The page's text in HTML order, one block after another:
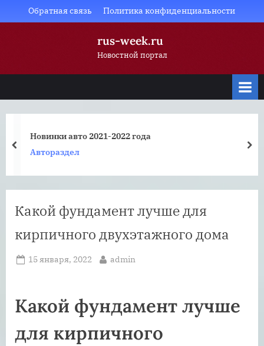
to
Обратная связь Политика конфиденциальности
rus-week.ru
Новостной портал
Новинки авто 2021-2022 года
Автораздел
prev
Какой фундамент лучше для
кирпичного двухэтажного дома
Posted
15 января, 2022 By
admin
Какой фундамент лучше
для кирпичного